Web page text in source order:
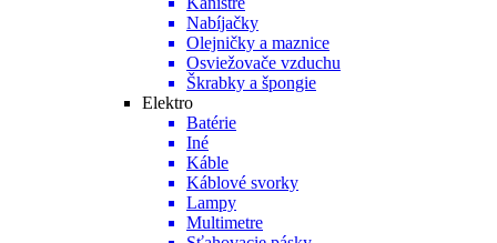
Nabíjačky
Olejničky a maznice
Osviežovače vzduchu
Škrabky a špongie
Elektro
Batérie
Iné
Káble
Káblové svorky
Lampy
Multimetre